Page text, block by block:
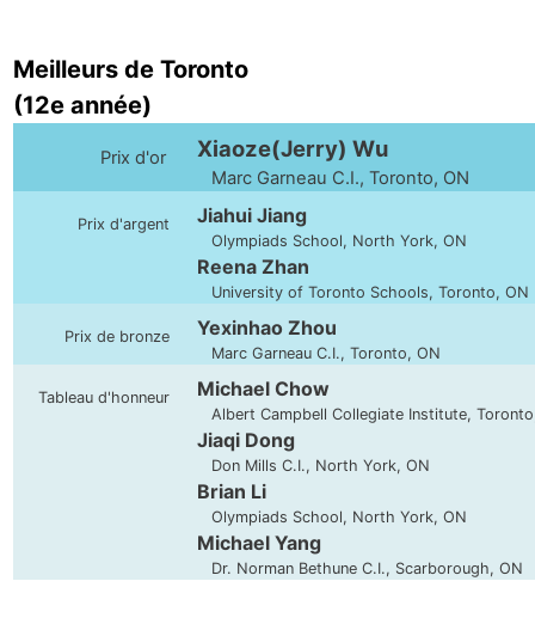
Meilleurs de Toronto
(12e année)
Prix d'or Xiaoze(Jerry) Wu
Marc Garneau C.I., Toronto, ON
Prix d'argent Jiahui Jiang
Olympiads School, North York, ON
Reena Zhan
University of Toronto Schools, Toronto, ON
Prix de bronze Yexinhao Zhou
Marc Garneau C.I., Toronto, ON
Tableau d'honneur Michael Chow
Albert Campbell Collegiate Institute,
Jiaqi Dong
Don Mills C.I., North York, ON
Brian Li
Olympiads School, North York, ON
Michael Yang
Dr. Norman Bethune C.I., Scarborough, ON